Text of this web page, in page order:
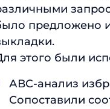
предложено
этого были
АВС-анализ
Сопоставили